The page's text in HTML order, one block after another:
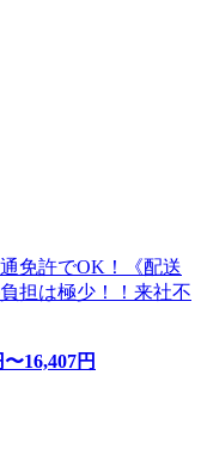
免許でOK！《配送
担は極少！！来社不
〜16,407円